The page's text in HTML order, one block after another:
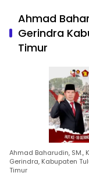
Ahmad
Gerindra
Timur
Ahmad Baharudin, SM.,
Gerindra, Kabupaten
Timur